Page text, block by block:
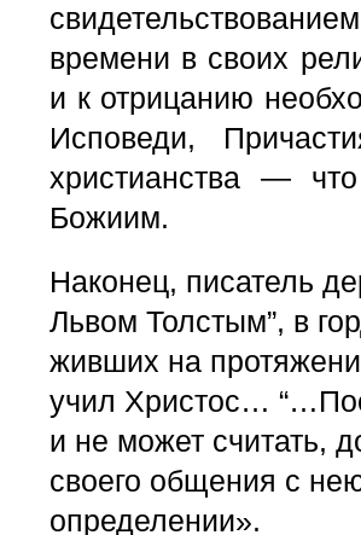
времени в своих
и к отрицанию
Исповеди,
христианства —
Божиим.
Наконец, писатель
Львом Толстым”, в
живших на
учил Христос…
и не может считать,
своего общения с
определении».